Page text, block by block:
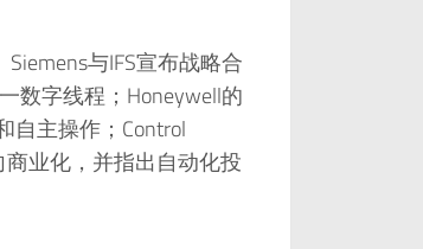
与IFS宣布战略合
数字线程；Honeywell的
自主操作；Control
业化，并指出自动化投